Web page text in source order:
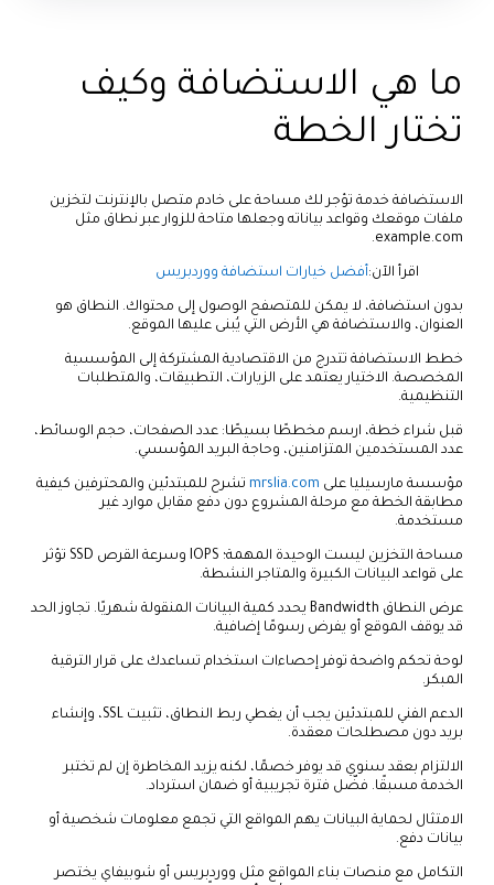
ما هي الاستضافة وكيف
تختار الخطة
الاستضافة خدمة تؤجر لك مساحة على خادم متصل بالإنترنت لتخزين
ملفات موقعك وقواعد بياناته وجعلها متاحة للزوار عبر نطاق مثل
example.com.
اقرأ الآن:أفضل خيارات استضافة ووردبريس
بدون استضافة، لا يمكن للمتصفح الوصول إلى محتواك. النطاق هو
العنوان، والاستضافة هي الأرض التي يُبنى عليها الموقع.
خطط الاستضافة تتدرج من الاقتصادية المشتركة إلى المؤسسية
المخصصة. الاختيار يعتمد على الزيارات، التطبيقات، والمتطلبات
التنظيمية.
قبل شراء خطة، ارسم مخططًا بسيطًا: عدد الصفحات، حجم الوسائط،
عدد المستخدمين المتزامنين، وحاجة البريد المؤسسي.
مؤسسة مارسيليا على mrslia.com تشرح للمبتدئين والمحترفين كيفية
مطابقة الخطة مع مرحلة المشروع دون دفع مقابل موارد غير
مستخدمة.
مساحة التخزين ليست الوحيدة المهمة؛ IOPS وسرعة القرص SSD تؤثر
على قواعد البيانات الكبيرة والمتاجر النشطة.
عرض النطاق Bandwidth يحدد كمية البيانات المنقولة شهريًا. تجاوز الحد
قد يوقف الموقع أو يفرض رسومًا إضافية.
لوحة تحكم واضحة توفر إحصاءات استخدام تساعدك على قرار الترقية
المبكر.
الدعم الفني للمبتدئين يجب أن يغطي ربط النطاق، تثبيت SSL، وإنشاء
بريد دون مصطلحات معقدة.
الالتزام بعقد سنوي قد يوفر خصمًا، لكنه يزيد المخاطرة إن لم تختبر
الخدمة مسبقًا. فضّل فترة تجريبية أو ضمان استرداد.
الامتثال لحماية البيانات يهم المواقع التي تجمع معلومات شخصية أو
بيانات دفع.
التكامل مع منصات بناء المواقع مثل ووردبريس أو شوبيفاي يختصر